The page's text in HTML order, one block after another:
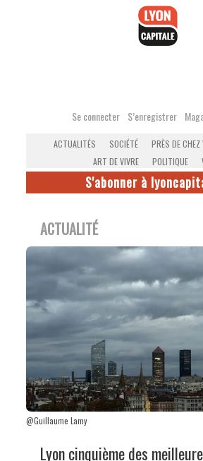
Se connecter S’enregistrer
ACTUALITÉS SOCIÉTÉ PRÈS DE CHEZ
ART DE VIVRE
POLITIQUE
S'abonner à
ACTUALITÉ
@Guillaume Lamy
Lyon cinquième des